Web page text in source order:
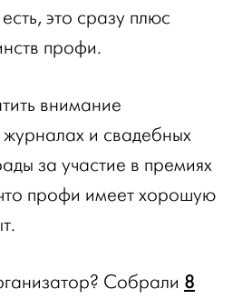
это сразу плюс
профи.
внимание
и свадебных
за участие в премиях
профи имеет хорошую
Собрали 8